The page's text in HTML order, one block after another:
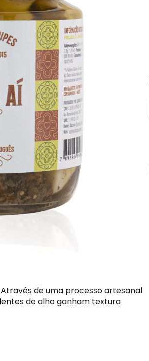
de uma processo artesanal
de alho ganham textura